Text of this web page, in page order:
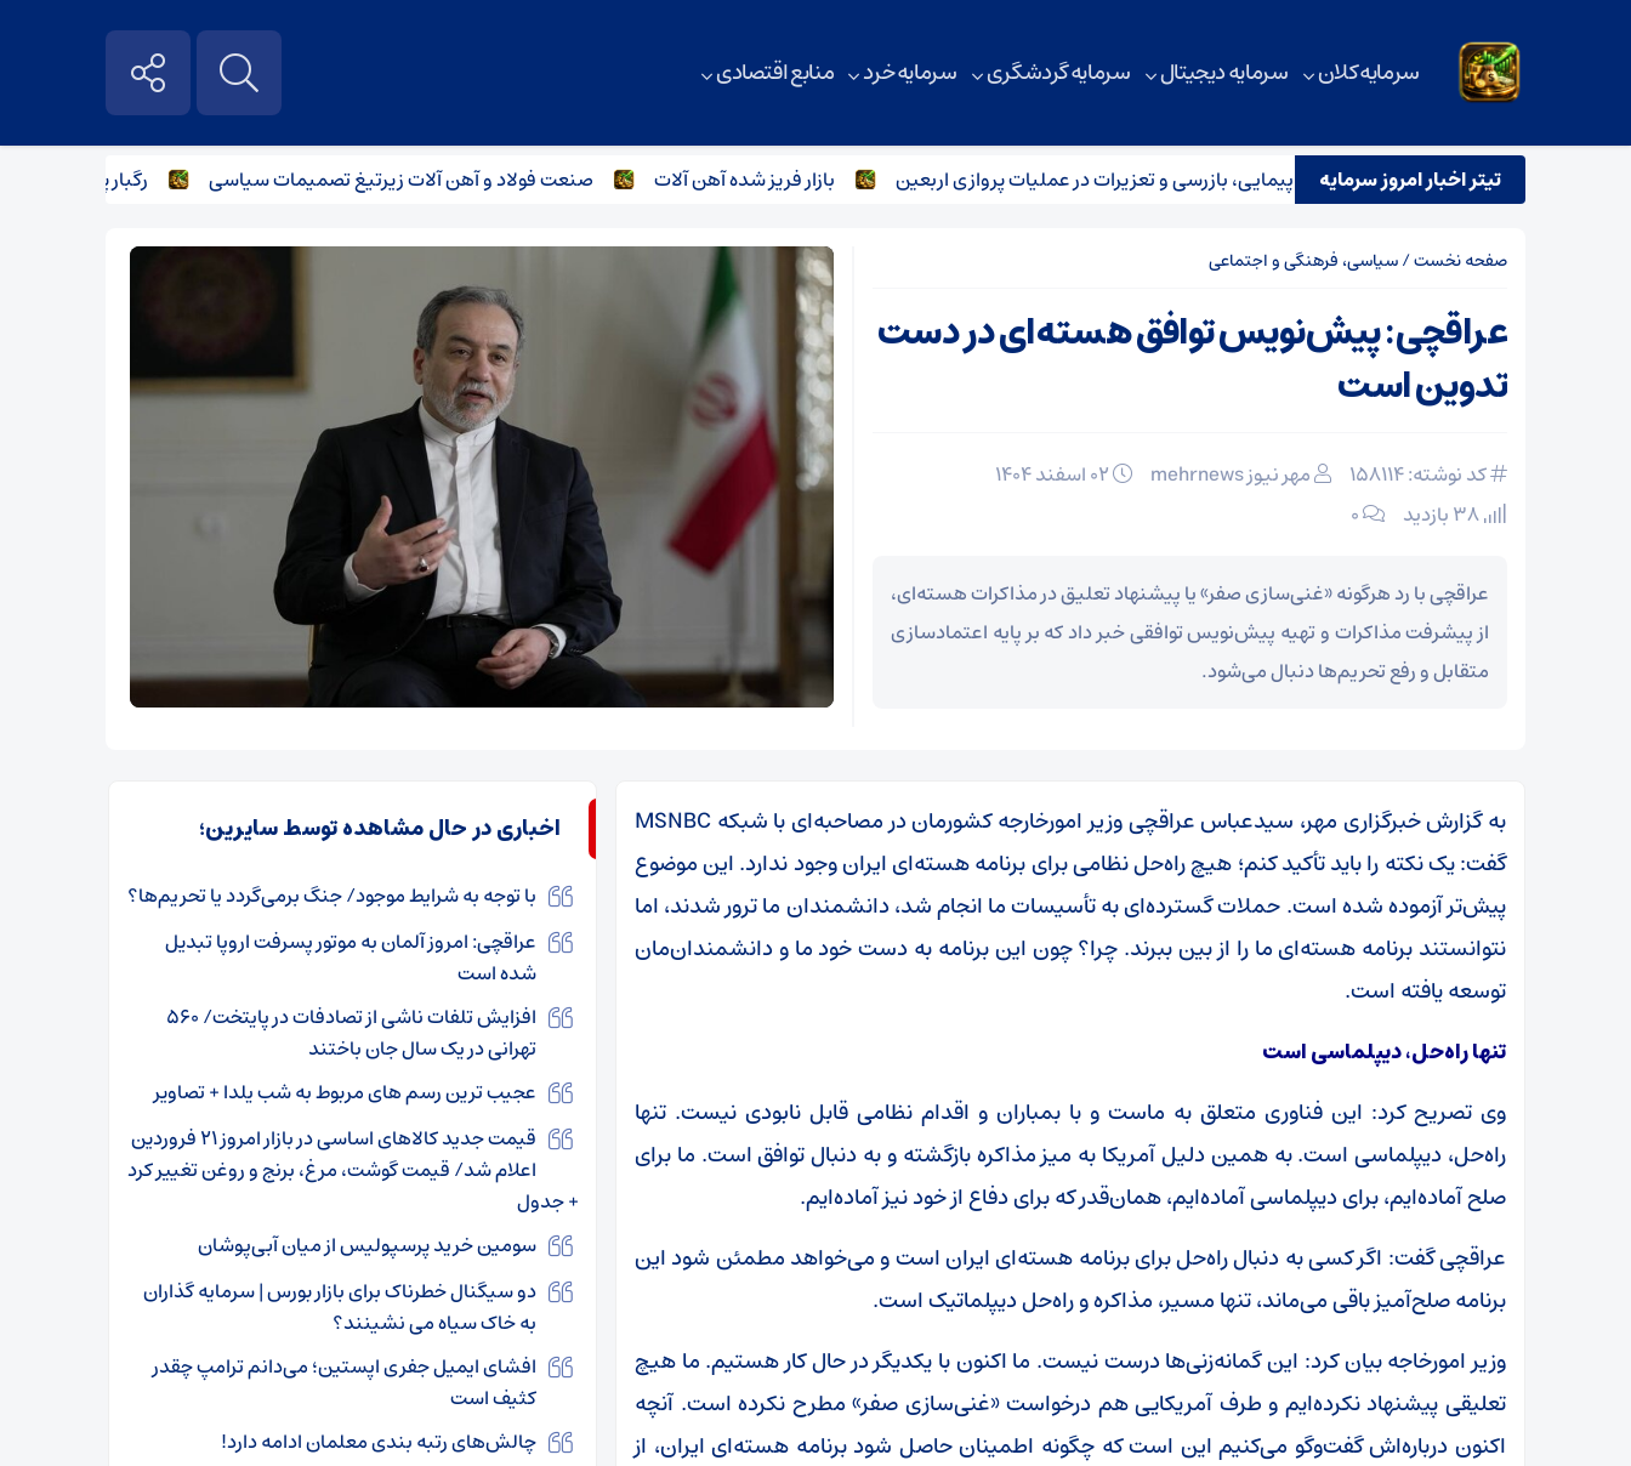
سرمایه کلان سرمایه دیجیتال سرمایه گردشگری سرمایه خرد منابع اقتصادی
تیتر اخبار امروز سرمایه
تیم مشترک نظارتی سازمان هواپیمایی، بازرسی و تعزیرات در عملیات پروازی اربعین بازار فریز شده آهن آلات صنعت فولاد و آهن آلات زیر‌تیغ تصمیمات سیاسی رگبار پراکنده در نیمه
صفحه نخست/سیاسی، فرهنگی و اجتماعی
عراقچی: پیش‌نویس توافق هسته‌ای در دست
تدوین است
کد نوشته: 158114 مهر نیوز mehrnews
۰
عراقچی با رد هرگونه «غنی‌سازی صفر» یا پیشنهاد تعلیق در مذاکرات هسته‌ای،
از پیشرفت مذاکرات و تهیه پیش‌نویس توافقی خبر داد که بر پایه اعتمادسازی
متقابل و رفع تحریم‌ها دنبال می‌شود.
به گزارش خبرگزاری مهر، سیدعباس عراقچی وزیر امورخارجه کشورمان در مصاحبه‌ای با شبکه MSNBC
گفت: یک نکته را باید تأکید کنم؛ هیچ راه‌حل نظامی برای برنامه هسته‌ای ایران وجود ندارد. این موضوع
پیش‌تر آزموده شده است. حملات گسترده‌ای به تأسیسات ما انجام شد، دانشمندان ما ترور شدند، اما
نتوانستند برنامه هسته‌ای ما را از بین ببرند. چرا؟ چون این برنامه به دست خود ما و دانشمندان‌مان
توسعه یافته است.
تنها راه‌حل، دیپلماسی است
وی تصریح کرد: این فناوری متعلق به ماست و با بمباران و اقدام نظامی قابل نابودی نیست. تنها
راه‌حل، دیپلماسی است. به همین دلیل آمریکا به میز مذاکره بازگشته و به دنبال توافق است. ما برای
صلح آماده‌ایم، برای دیپلماسی آماده‌ایم، همان‌قدر که برای دفاع از خود نیز آماده‌ایم.
عراقچی گفت: اگر کسی به دنبال راه‌حل برای برنامه هسته‌ای ایران است و می‌خواهد مطمئن شود این
برنامه صلح‌آمیز باقی می‌ماند، تنها مسیر، مذاکره و راه‌حل دیپلماتیک است.
وزیر امورخاجه بیان کرد: این گمانه‌زنی‌ها درست نیست. ما اکنون با یکدیگر در حال کار هستیم. ما هیچ
تعلیقی پیشنهاد نکرده‌ایم و طرف آمریکایی هم درخواست «غنی‌سازی صفر» مطرح نکرده است. آنچه
اکنون درباره‌اش گفت‌وگو می‌کنیم این است که چگونه اطمینان حاصل شود برنامه هسته‌ای ایران، از
اخباری در حال مشاهده توسط سایرین؛
با توجه به شرایط موجود/ جنگ برمی‌گردد یا تحریم‌ها؟
عراقچی: امروز آلمان به موتور پسرفت اروپا تبدیل
شده است
افزایش تلفات ناشی از تصادفات در پایتخت/ ۵۶۰
تهرانی در یک سال جان باختند
عجیب ترین رسم های مربوط به شب یلدا + تصاویر
قیمت جدید کالا‌های اساسی در بازار امروز ۲۱ فروردین
اعلام شد/ قیمت گوشت، مرغ، برنج و روغن تغییر کرد
+ جدول
سومین خرید پرسپولیس از میان آبی‌پوشان
دو سیگنال خطرناک برای بازار بورس | سرمایه گذاران
به خاک سیاه می نشینند؟
افشای ایمیل جفری اپستین؛ می‌دانم ترامپ چقدر
کثیف است
چالش‌های رتبه بندی معلمان ادامه دارد!